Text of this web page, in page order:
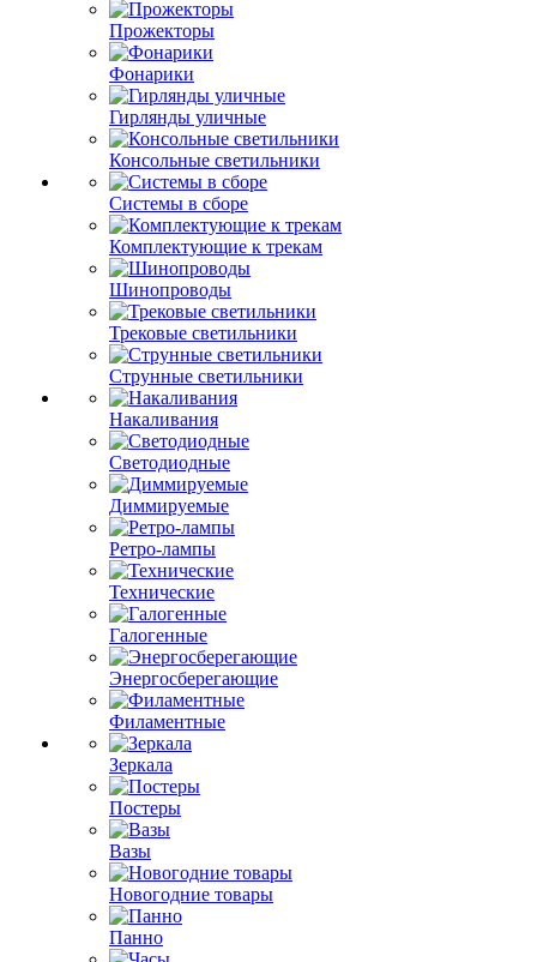
Прожекторы
Фонарики
Гирлянды уличные
Консольные светильники
Системы в сборе
Комплектующие к трекам
Шинопроводы
Трековые светильники
Струнные светильники
Накаливания
Светодиодные
Диммируемые
Ретро-лампы
Технические
Галогенные
Энергосберегающие
Филаментные
Зеркала
Постеры
Вазы
Новогодние товары
Панно